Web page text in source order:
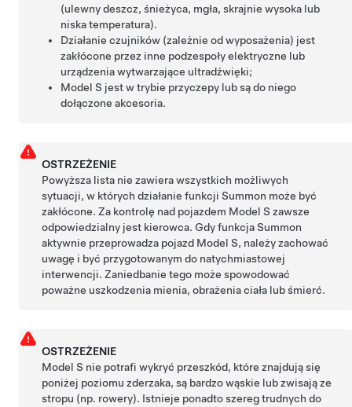
(ulewny deszcz, śnieżyca, mgła, skrajnie wysoka lub
niska temperatura).
Działanie czujników (zależnie od wyposażenia) jest
zakłócone przez inne podzespoły elektryczne lub
urządzenia wytwarzające ultradźwięki;
Model S jest w trybie przyczepy lub są do niego
dołączone akcesoria.
OSTRZEŻENIE
Powyższa lista nie zawiera wszystkich możliwych
sytuacji, w których działanie funkcjiSummon może być
zakłócone. Za kontrolę nad pojazdem Model S zawsze
odpowiedzialny jest kierowca. Gdy funkcjaSummon
aktywnie przeprowadza pojazd Model S, należy zachować
uwagę i być przygotowanym do natychmiastowej
interwencji. Zaniedbanie tego może spowodować
poważne uszkodzenia mienia, obrażenia ciała lub śmierć.
OSTRZEŻENIE
Model S nie potrafi wykryć przeszkód, które znajdują się
poniżej poziomu zderzaka, są bardzo wąskie lub zwisają ze
stropu (np. rowery). Istnieje ponadto szereg trudnych do